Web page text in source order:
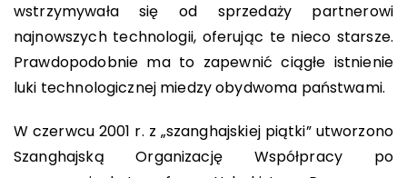
wstrzymywała się od sprzedaży partnerowi
najnowszych technologii, oferując te nieco starsze.
Prawdopodobnie ma to zapewnić ciągłe istnienie
luki technologicznej miedzy obydwoma państwami.
W czerwcu 2001 r. z „szanghajskiej piątki” utworzono
Szanghajską Organizację Współpracy po